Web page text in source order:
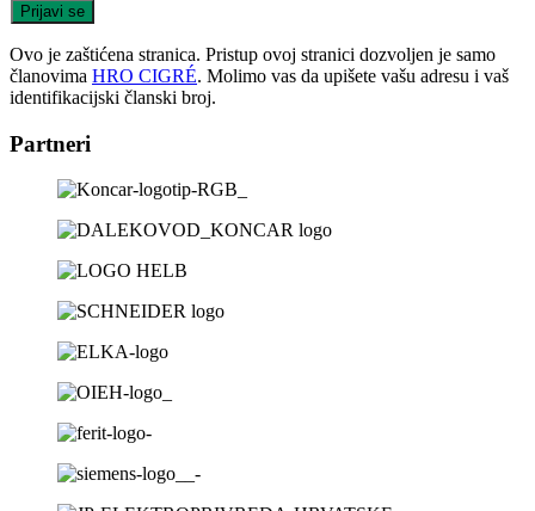
Prijavi se
Ovo je zaštićena stranica. Pristup ovoj stranici dozvoljen je samo
članovima HRO CIGRÉ. Molimo vas da upišete vašu adresu i vaš
identifikacijski članski broj.
Partneri